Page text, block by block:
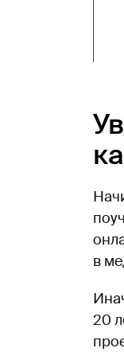
в
20